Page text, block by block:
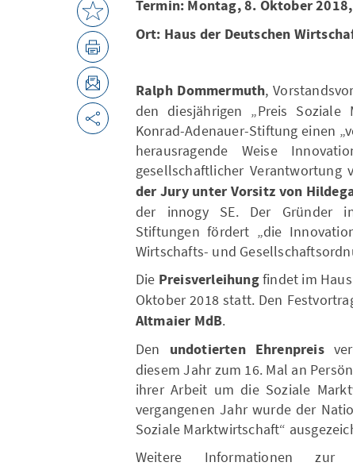
Termin: Montag, 8. Oktober
Ort: Haus der Deutschen
Ralph Dommermuth,
den diesjährigen „Preis
Konrad-Adenauer-Stiftung einen
herausragende Weise
gesellschaftlicher
der Jury unter Vorsitz von
der innogy SE. Der Gründer
Stiftungen fördert „die
Wirtschafts- und
Die Preisverleihungfindet im
Oktober 2018 statt. Den
Altmaier MdB.
Den undotierten Ehrenpreis
diesem Jahr zum 16. Mal an
ihrer Arbeit um die Soziale
vergangenen Jahr wurde der
Soziale Marktwirtschaft“
Weitere Informationen